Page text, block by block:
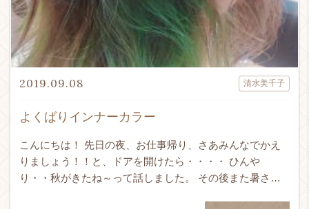
よくばりインナーカラー
2019.09.08 清水美千子
こんにちは！ 先日の夜、お仕事帰り、さあみんなでかえ
りましょう！！と、ドアを開けたら・・・・ ひんや
り・・秋がきたね～って話しました。 その後また暑さが